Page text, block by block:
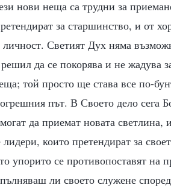
нови неща са трудни за
за старшинство, и от
личност. Светият Дух няма
да се покорява и не жадува
той просто ще става все по-
път. В Своето дело сега
да приемат новата
които претендират за
упорито се противопоставят на
ли своето служене